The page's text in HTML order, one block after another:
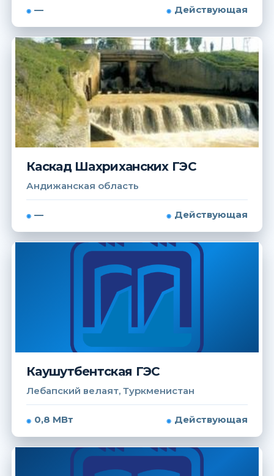
— Действующая
Каскад Шахриханских ГЭС
Андижанская область
— Действующая
Каушутбентская ГЭС
Лебапский велаят, Туркменистан
0,8 МВт Действующая